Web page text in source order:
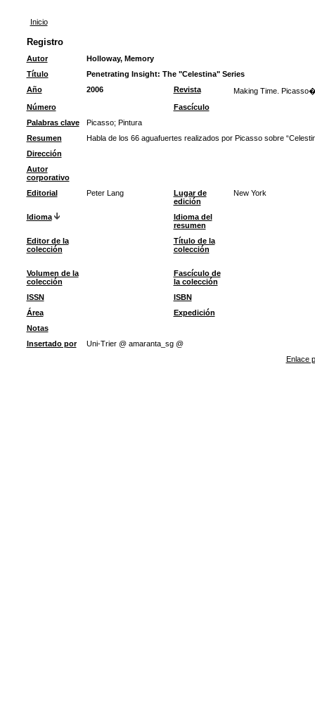
Inicio
Registro
Autor
Holloway, Memory
Título
Penetrating Insight: The "Celestina" Series
Año
2006 Revista
Making Time.
Número
Fascículo
Palabras clave
Picasso; Pintura
Resumen
Habla de los 66 aguafuertes realizados por Picasso sobre
Dirección
Autor
corporativo
Editorial
Peter Lang
Lugar de
edición
New York
Idioma
Idioma del
resumen
Editor de la
colección
Título de la
colección
Volumen de la
colección
Fascículo de
la colección
ISSN
ISBN
Área
Expedición
Notas
Insertado por
Uni-Trier @ amaranta_sg @
Enlace